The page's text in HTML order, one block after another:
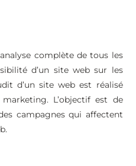
complète de tous les
d’un site web sur les
d’un site web est réalisé
L’objectif est de
campagnes qui affectent